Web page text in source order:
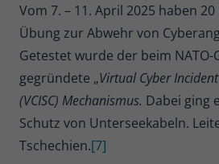
Vom 7. – 11. April 2025 haben 20
Übung zur Abwehr von
Getestet wurde der beim NATO-
gegründete „Virtual Cyber
(VCISC) Mechanismus. Dabei ging
Schutz von Unterseekabeln.
Tschechien.[7]